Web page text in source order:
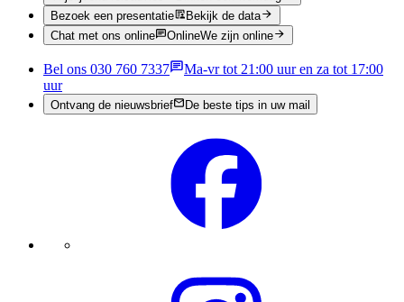
Bezoek een presentatie
Bekijk de data
Chat met ons online
OnlineWe zijn online
Bel ons 030 760 7337
Ma-vr tot 21:00 uur en za tot 17:00
uur
Ontvang de nieuwsbrief De beste tips in uw mail